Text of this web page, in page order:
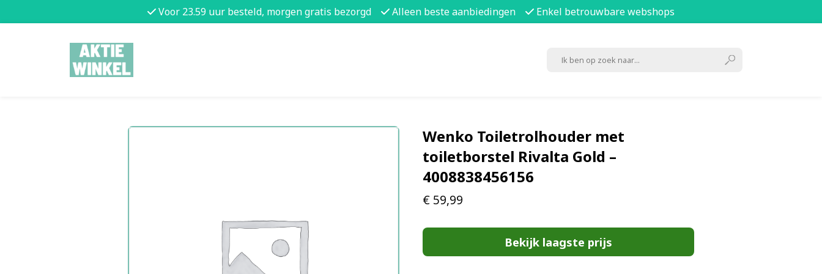
Voor 23.59 uur besteld, morgen gratis bezorgd Alleen beste aanbiedingen Enkel betrouwbare webshops
Wenko Toiletrolhouder met
toiletborstel Rivalta Gold –
4008838456156
€ 59,99
Bekijk laagste prijs